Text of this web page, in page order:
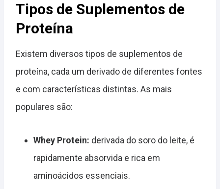
Tipos de Suplementos de
Proteína
Existem diversos tipos de suplementos de
proteína, cada um derivado de diferentes fontes
e com características distintas. As mais
populares são:
Whey Protein: derivada do soro do leite, é
rapidamente absorvida e rica em
aminoácidos essenciais.